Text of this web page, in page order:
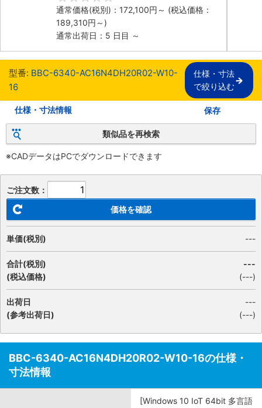
通常価格(税別)： 172,100円 ～ (税込価格：
189,310円 ～)
通常出荷日：5 日目 ～
型番: BBC-6340-AC16N4DH20R02-W10-
16
仕様・寸法
で絞り込む
仕様・寸法情報 保存
類似品を再検索
※CADデータはPCでダウンロードできます
ご注文数：
価格を確認
単価(税別) ---
合計(税別)
(税込価格)
---
(---)
出荷日
(参考出荷日)
---
(---)
BBC-6340-AC16N4DH20R02-W10-16の仕様・
寸法情報
[Windows 10 IoT 64bit 多言語